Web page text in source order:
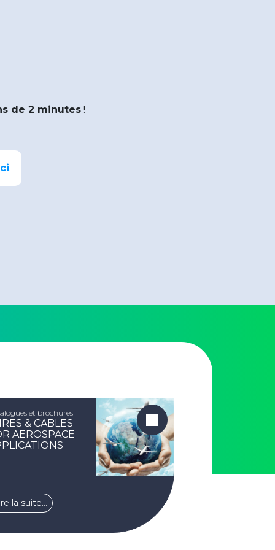
de 2 minutes !
.
et brochures
& CABLES
AEROSPACE
la suite…